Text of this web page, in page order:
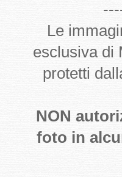
Le
esclusiva di
protetti
NON
foto in